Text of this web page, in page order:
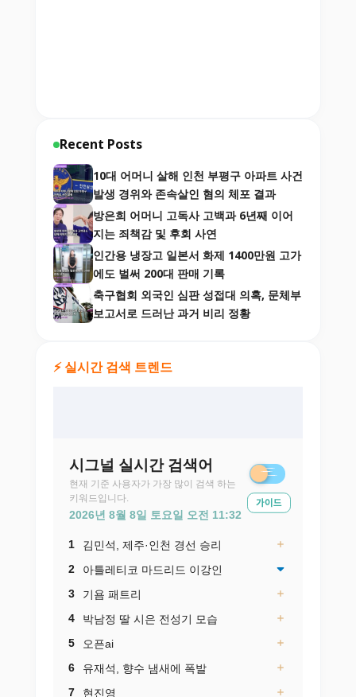
Recent Posts
10대 어머니 살해 인천 부평구 아파트 사건
발생 경위와 존속살인 혐의 체포 결과
방은희 어머니 고독사 고백과 6년째 이어
지는 죄책감 및 후회 사연
인간용 냉장고 일본서 화제 1400만원 고가
에도 벌써 200대 판매 기록
축구협회 외국인 심판 성접대 의혹, 문체부
보고서로 드러난 과거 비리 정황
⚡ 실시간 검색 트렌드